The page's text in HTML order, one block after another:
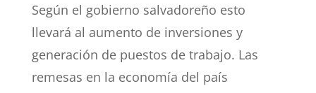
Según el gobierno salvadoreño esto
llevará al aumento de inversiones y
generación de puestos de trabajo. Las
remesas en la economía del país